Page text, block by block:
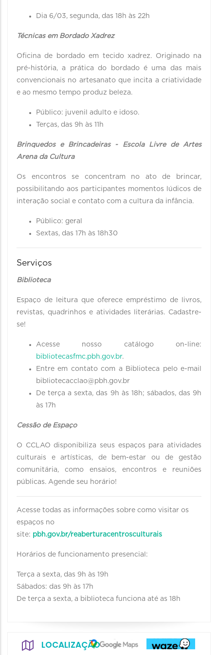
Dia 6/03, segunda, das 18h às 22h
Técnicas em Bordado Xadrez
Oficina de bordado em tecido xadrez. Originado na
pré-história, a prática do bordado é uma das mais
convencionais no artesanato que incita a criatividade
e ao mesmo tempo produz beleza.
Público: juvenil adulto e idoso.
Terças, das 9h às 11h
Brinquedos e Brincadeiras - Escola Livre de Artes
Arena da Cultura
Os encontros se concentram no ato de brincar,
possibilitando aos participantes momentos lúdicos de
interação social e contato com a cultura da infância.
Público: geral
Sextas, das 17h às 18h30
Serviços
Biblioteca
Espaço de leitura que oferece empréstimo de livros,
revistas, quadrinhos e atividades literárias. Cadastre-
se!
Acesse nosso catálogo on-line:
bibliotecasfmc.pbh.gov.br.
Entre em contato com a Biblioteca pelo e-mail
bibliotecacclao@pbh.gov.br
De terça a sexta, das 9h às 18h; sábados, das 9h
às 17h
Cessão de Espaço
O CCLAO disponibiliza seus espaços para atividades
culturais e artísticas, de bem-estar ou de gestão
comunitária, como ensaios, encontros e reuniões
públicas. Agende seu horário!
Acesse todas as informações sobre como visitar os
espaços no
site: pbh.gov.br/reaberturacentrosculturais
Horários de funcionamento presencial:
Terça a sexta, das 9h às 19h
Sábados: das 9h às 17h
De terça a sexta, a biblioteca funciona até as 18h
LOCALIZAÇÃO